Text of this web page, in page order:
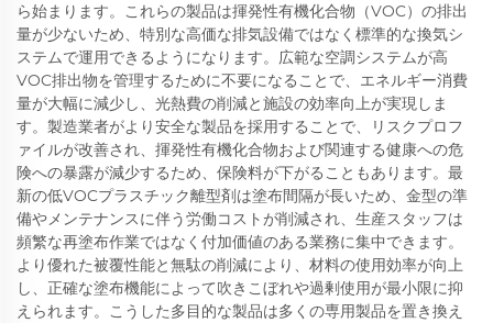
ら始まります。これらの製品は揮発性有機化合物（VOC）の排出
量が少ないため、特別な高価な排気設備ではなく標準的な換気シ
ステムで運用できるようになります。広範な空調システムが高
VOC排出物を管理するために不要になることで、エネルギー消費
量が大幅に減少し、光熱費の削減と施設の効率向上が実現しま
す。製造業者がより安全な製品を採用することで、リスクプロフ
ァイルが改善され、揮発性有機化合物および関連する健康への危
険への暴露が減少するため、保険料が下がることもあります。最
新の低VOCプラスチック離型剤は塗布間隔が長いため、金型の準
備やメンテナンスに伴う労働コストが削減され、生産スタッフは
頻繁な再塗布作業ではなく付加価値のある業務に集中できます。
より優れた被覆性能と無駄の削減により、材料の使用効率が向上
し、正確な塗布機能によって吹きこぼれや過剰使用が最小限に抑
えられます。こうした多目的な製品は多くの専用製品を置き換え